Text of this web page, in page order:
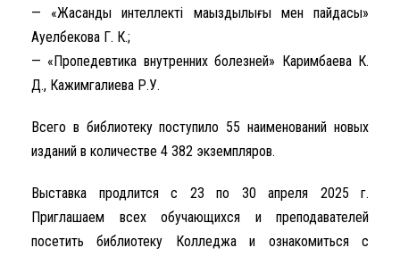
— «Жасанды интеллектің маңыздылығы мен пайдасы»
Ауелбекова Г. К.;
— «Пропедевтика внутренних болезней» Каримбаева К.
Д., Кажимгалиева Р.У.
Всего в библиотеку поступило 55 наименований новых
изданий в количестве 4 382 экземпляров.
Выставка продлится с 23 по 30 апреля 2025 г.
Приглашаем всех обучающихся и преподавателей
посетить библиотеку Колледжа и ознакомиться с